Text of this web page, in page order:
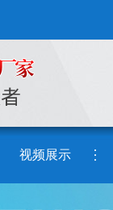
视频展示